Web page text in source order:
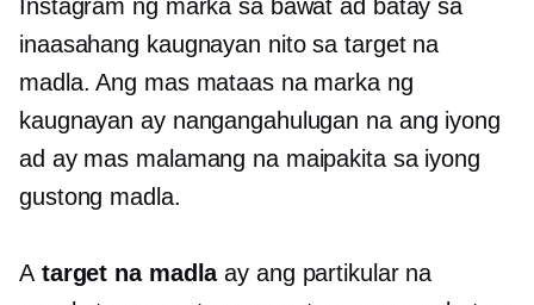
Instagram ng marka sa bawat ad batay sa
inaasahang kaugnayan nito sa target na
madla. Ang mas mataas na marka ng
kaugnayan ay nangangahulugan na ang iyong
ad ay mas malamang na maipakita sa iyong
gustong madla.
A target na madlaay ang partikular na